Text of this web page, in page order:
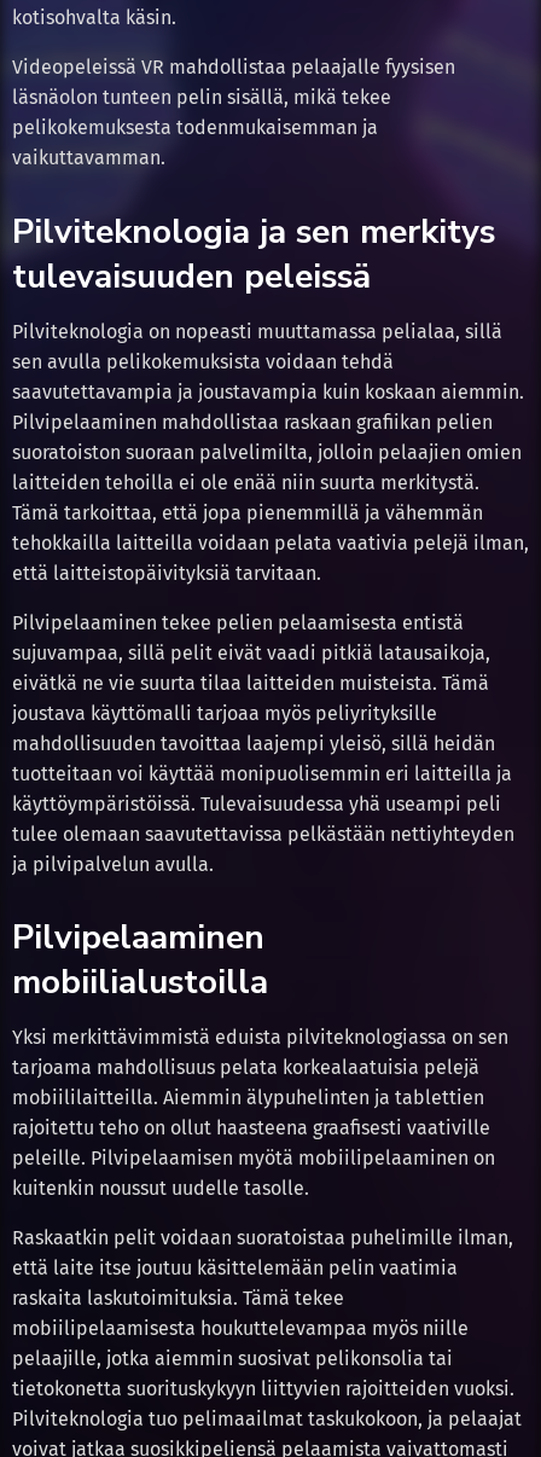
kotisohvalta käsin.
Videopeleissä VR mahdollistaa pelaajalle fyysisen
läsnäolon tunteen pelin sisällä, mikä tekee
pelikokemuksesta todenmukaisemman ja
vaikuttavamman.
Pilviteknologia ja sen merkitys
tulevaisuuden peleissä
Pilviteknologia on nopeasti muuttamassa pelialaa, sillä
sen avulla pelikokemuksista voidaan tehdä
saavutettavampia ja joustavampia kuin koskaan aiemmin.
Pilvipelaaminen mahdollistaa raskaan grafiikan pelien
suoratoiston suoraan palvelimilta, jolloin pelaajien omien
laitteiden tehoilla ei ole enää niin suurta merkitystä.
Tämä tarkoittaa, että jopa pienemmillä ja vähemmän
tehokkailla laitteilla voidaan pelata vaativia pelejä ilman,
että laitteistopäivityksiä tarvitaan.
Pilvipelaaminen tekee pelien pelaamisesta entistä
sujuvampaa, sillä pelit eivät vaadi pitkiä latausaikoja,
eivätkä ne vie suurta tilaa laitteiden muisteista. Tämä
joustava käyttömalli tarjoaa myös peliyrityksille
mahdollisuuden tavoittaa laajempi yleisö, sillä heidän
tuotteitaan voi käyttää monipuolisemmin eri laitteilla ja
käyttöympäristöissä. Tulevaisuudessa yhä useampi peli
tulee olemaan saavutettavissa pelkästään nettiyhteyden
ja pilvipalvelun avulla.
Pilvipelaaminen
mobiilialustoilla
Yksi merkittävimmistä eduista pilviteknologiassa on sen
tarjoama mahdollisuus pelata korkealaatuisia pelejä
mobiililaitteilla. Aiemmin älypuhelinten ja tablettien
rajoitettu teho on ollut haasteena graafisesti vaativille
peleille. Pilvipelaamisen myötä mobiilipelaaminen on
kuitenkin noussut uudelle tasolle.
Raskaatkin pelit voidaan suoratoistaa puhelimille ilman,
että laite itse joutuu käsittelemään pelin vaatimia
raskaita laskutoimituksia. Tämä tekee
mobiilipelaamisesta houkuttelevampaa myös niille
pelaajille, jotka aiemmin suosivat pelikonsolia tai
tietokonetta suorituskykyyn liittyvien rajoitteiden vuoksi.
Pilviteknologia tuo pelimaailmat taskukokoon, ja pelaajat
voivat jatkaa suosikkipeliensä pelaamista vaivattomasti